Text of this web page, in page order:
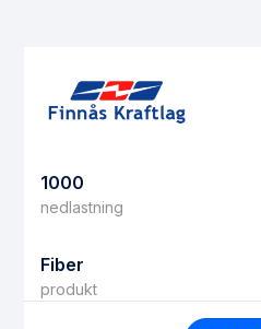
1000
nedlastning
Fiber
produkt